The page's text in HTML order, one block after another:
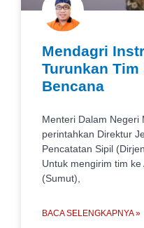
Mendagri
Turunkan Tim
Bencana
Menteri Dalam Negeri
perintahkan Direktur
Pencatatan Sipil
Untuk mengirim tim
(Sumut),
BACA SELENGKAPNYA »